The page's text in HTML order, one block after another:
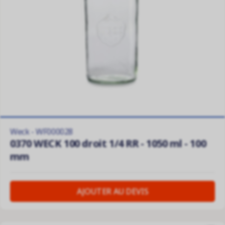
Weck - WF000028
0370 WECK 100 droit 1/4 RR - 1050 ml - 100
mm
AJOUTER AU DEVIS